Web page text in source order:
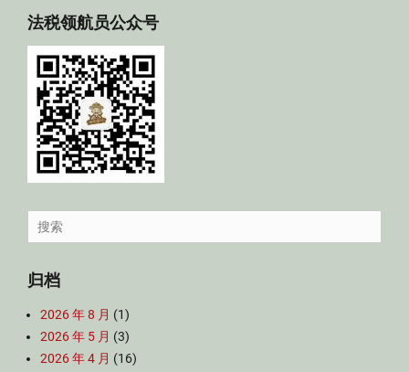
法税领航员公众号
Search
for:
归档
2026 年 8 月 (1)
2026 年 5 月 (3)
2026 年 4 月 (16)